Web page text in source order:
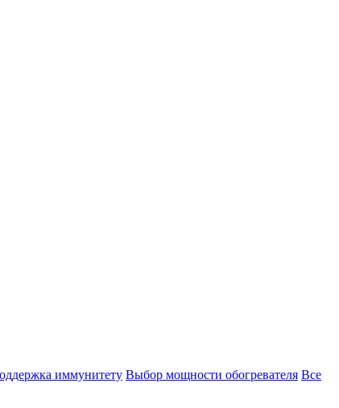
иммунитету Выбор мощности обогревателя Все